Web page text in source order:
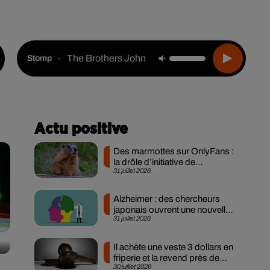
Stomp - The Brothers Johnson
Actu positive
31 juillet 2026
Des marmottes sur OnlyFans :
la drôle d’initiative de
chercheurs...
31 juillet 2026
Alzheimer : des chercheurs
japonais ouvrent une nouvelle
piste pour...
30 juillet 2026
Il achète une veste 3 dollars en
friperie et la revend près de